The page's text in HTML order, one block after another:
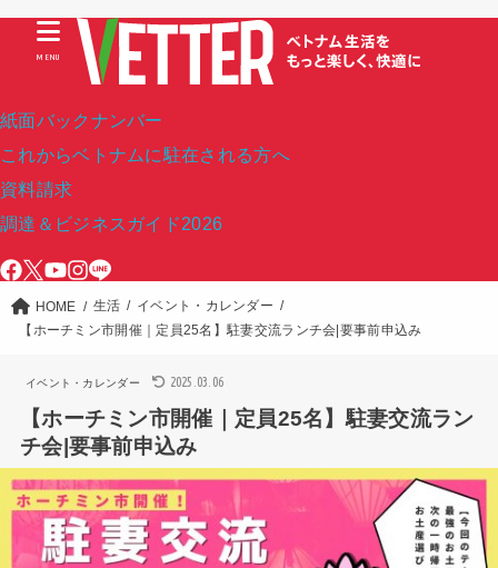
紙面バックナンバー
これからベトナムに駐在される方へ
資料請求
調達＆ビジネスガイド2026
MENU
HOME 生活
イベント・カレンダー
【ホーチミン市開催｜定員25名】駐妻交流ランチ会|要事前申込み
イベント・カレンダー 2025.03.06
【ホーチミン市開催｜定員25名】駐妻交流ラン
チ会|要事前申込み